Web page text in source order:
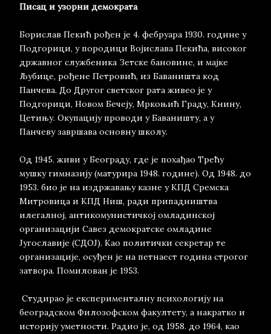
Писац и узорни демократа
Борислав Пекић рођен је 4. фебруара 1930. године у
Подгорици, у породици Војислава Пекића, високог
државног службеника Зетске бановине, и мајке
Љубице, рођене Петровић, из Баваништа код
Панчева. До Другог светског рата живео је у
Подгорици, Новом Бечеју, Мркоњић Граду, Книну,
Цетињу. Окупацију проводи у Баваништу, а у
Панчеву завршава основну школу.
Од 1945. живи у Београду, где је похађао Трећу
мушку гимназију (матурира 1948. године). Од 1948. до
1953. био је на издржавању казне у КПД Сремска
Митровица и КПД Ниш, ради припадништва
илегалној, антикомунистичкој омладинској
организацији Савез демократске омладине
Југославије (СДОЈ). Као политички секретар те
организације, осуђен је на петнаест година строгог
затвора. Помилован је 1953.
Студирао је експерименталну психологију на
београдском Филозофском факултету, а накратко и
историју уметности. Радио је, од 1958. до 1964, као